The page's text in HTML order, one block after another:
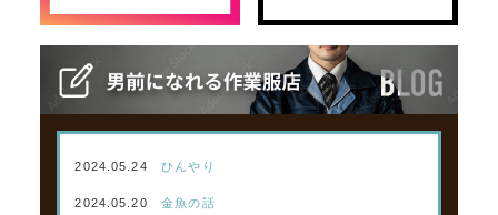
2024.05.24 ひんやり
2024.05.20 金魚の話